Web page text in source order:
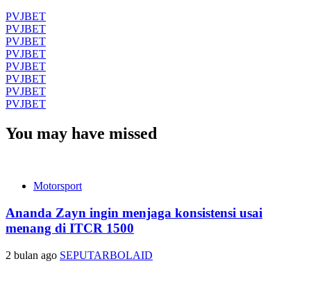
PVJBET
PVJBET
PVJBET
PVJBET
PVJBET
PVJBET
PVJBET
PVJBET
You may have missed
Motorsport
Ananda Zayn ingin menjaga konsistensi usai
menang di ITCR 1500
2 bulan ago SEPUTARBOLAID